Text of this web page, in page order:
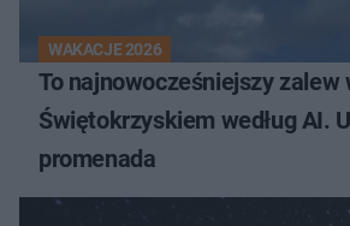
WAKACJE 2026
To najnowocześniejszy zalew
Świętokrzyskiem według AI.
promenada